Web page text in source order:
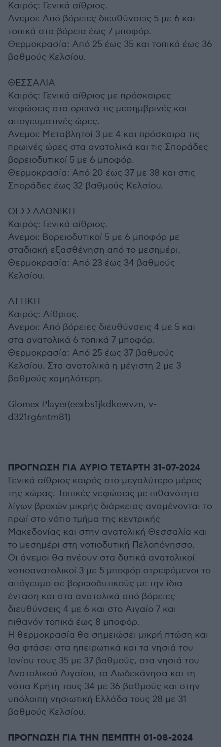
Καιρός: Γενικά αίθριος.
Ανεμοι: Από βόρειες διευθύνσεις 5 με 6 και
τοπικά στα βόρεια έως 7 μποφόρ.
Θερμοκρασία: Από 25 έως 35 και τοπικά έως 36
βαθμούς Κελσίου.
ΘΕΣΣΑΛΙΑ
Καιρός: Γενικά αίθριος με πρόσκαιρες
νεφώσεις στα ορεινά τις μεσημβρινές και
απογευματινές ώρες.
Ανεμοι: Μεταβλητοί 3 με 4 και πρόσκαιρα τις
πρωινές ώρες στα ανατολικά και τις Σποράδες
βορειοδυτικοί 5 με 6 μποφόρ.
Θερμοκρασία: Από 20 έως 37 με 38 και στις
Σποράδες έως 32 βαθμούς Κελσίου.
ΘΕΣΣΑΛΟΝΙΚΗ
Καιρός: Γενικά αίθριος.
Ανεμοι: Βορειοδυτικοί 5 με 6 μποφόρ με
σταδιακή εξασθένηση από το μεσημέρι.
Θερμοκρασία: Από 23 έως 34 βαθμούς
Κελσίου.
ΑΤΤΙΚΗ
Καιρός: Αίθριος.
Ανεμοι: Από βόρειες διευθύνσεις 4 με 5 και
στα ανατολικά 6 τοπικά 7 μποφόρ.
Θερμοκρασία: Από 25 έως 37 βαθμούς
Κελσίου. Στα ανατολικά η μέγιστη 2 με 3
βαθμούς χαμηλότερη.
Glomex Player(eexbs1jkdkewvzn, v-
d321rg6ntm81)
ΠΡΟΓΝΩΣΗ ΓΙΑ ΑΥΡΙΟ ΤΕΤΑΡΤΗ 31-07-2024
Γενικά αίθριος καιρός στο μεγαλύτερο μέρος
της χώρας. Τοπικές νεφώσεις με πιθανότητα
λίγων βροχών μικρής διάρκειας αναμένονται το
πρωί στο νότιο τμήμα της κεντρικής
Μακεδονίας και στην ανατολική Θεσσαλία και
το μεσημέρι στη νοτιοδυτική Πελοπόνησσο.
Οι άνεμοι θα πνέουν στα δυτικά ανατολικοί
νοτιοανατολικοί 3 με 5 μποφόρ στρεφόμενοι το
απόγευμα σε βορειοδυτικούς με την ίδια
ένταση και στα ανατολικά από βόρειες
διευθύνσεις 4 με 6 και στο Αιγαίο 7 και
πιθανόν τοπικά έως 8 μποφόρ.
Η θερμοκρασία θα σημειώσει μικρή πτώση και
θα φτάσει στα ηπειρωτικά και τα νησιά του
Ιονίου τους 35 με 37 βαθμούς, στα νησιά του
Ανατολικού Αιγαίου, τα Δωδεκάνησα και τη
νότια Κρήτη τους 34 με 36 βαθμούς και στην
υπόλοιπη νησιωτική Ελλάδα τους 28 με 31
βαθμούς Κελσίου.
ΠΡΟΓΝΩΣΗ ΓΙΑ TΗΝ ΠΕΜΠΤΗ 01-08-2024